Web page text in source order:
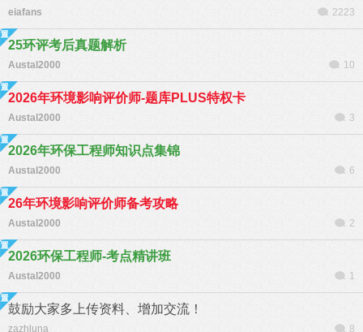
eiafans 2223
25环评考后真题解析
Austal2000 10
2026年环境影响评价师-题库PLUS特权卡
Austal2000 3
2026年环保工程师知识点集锦
Austal2000 6
26年环境影响评价师备考攻略
Austal2000 2
2026环保工程师-考点精讲班
Austal2000 1
鼓励大家多上传资料、增加交流！
zazhluna 8